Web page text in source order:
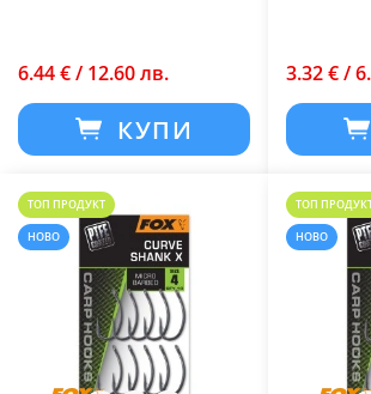
6.44 € / 12.60 лв.
КУПИ
3.32 € /
ТОП ПРОДУКТ
НОВО
ТОП
НОВО